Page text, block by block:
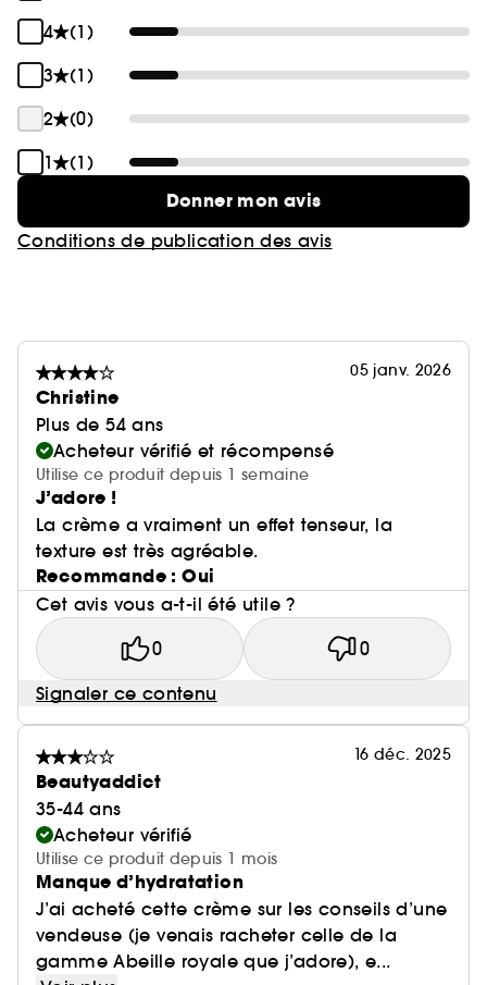
4
(1)
3
(1)
2
(0)
1
(1)
Donner mon avis
Conditions de publication des avis
05 janv. 2026
Christine
Plus de 54 ans
Acheteur vérifié et récompensé
Utilise ce produit depuis 1 semaine
J’adore !
La crème a vraiment un effet tenseur, la
texture est très agréable.
Recommande : Oui
Cet avis vous a-t-il été utile ?
0 0
Signaler ce contenu
16 déc. 2025
Beautyaddict
35-44 ans
Acheteur vérifié
Utilise ce produit depuis 1 mois
Manque d’hydratation
J’ai acheté cette crème sur les conseils d’une
vendeuse (je venais racheter celle de la
gamme Abeille royale que j’adore), e...